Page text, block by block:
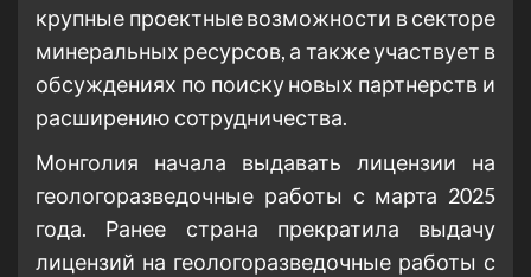
крупные проектные возможности в секторе
минеральных ресурсов, а также участвует в
обсуждениях по поиску новых партнерств и
расширению сотрудничества.
Монголия начала выдавать лицензии на
геологоразведочные работы с марта 2025
года. Ранее страна прекратила выдачу
лицензий на геологоразведочные работы с